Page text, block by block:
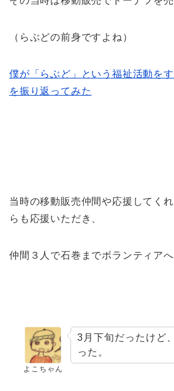
（らぶどの前身ですよね）
僕が「らぶど」という福祉活動を
を振り返ってみた
当時の移動販売仲間や応援してく
らも応援いただき、
仲間３人で石巻までボランティアへ
よこちゃん
3月下旬だったけど
った。